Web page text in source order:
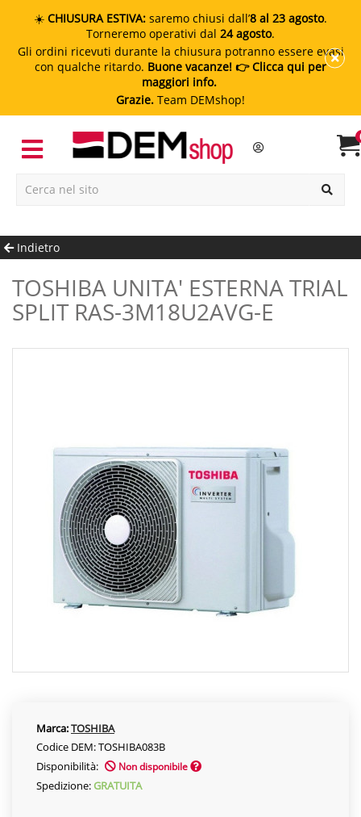
☀️ CHIUSURA ESTIVA: saremo chiusi dall’8 al 23 agosto.
Torneremo operativi dal 24 agosto.
Gli ordini ricevuti durante la chiusura potranno essere evasi
con qualche ritardo. Buone vacanze! 👉 Clicca qui per
maggiori info.
Grazie. Team DEMshop!
Indietro
TOSHIBA UNITA' ESTERNA TRIAL
SPLIT RAS-3M18U2AVG-E
Marca:TOSHIBA
Codice DEM: TOSHIBA083B
Disponibilità:
Non disponibile
Spedizione:GRATUITA